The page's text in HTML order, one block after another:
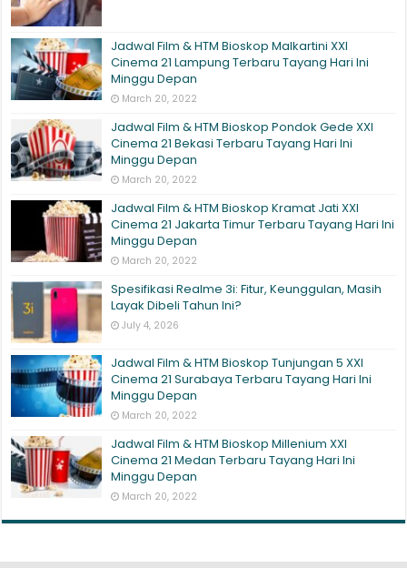
Jadwal Film & HTM Bioskop Malkartini XXI
Cinema 21 Lampung Terbaru Tayang Hari Ini
Minggu Depan
March 20, 2022
Jadwal Film & HTM Bioskop Pondok Gede XXI
Cinema 21 Bekasi Terbaru Tayang Hari Ini
Minggu Depan
March 20, 2022
Jadwal Film & HTM Bioskop Kramat Jati XXI
Cinema 21 Jakarta Timur Terbaru Tayang Hari Ini
Minggu Depan
March 20, 2022
Spesifikasi Realme 3i: Fitur, Keunggulan, Masih
Layak Dibeli Tahun Ini?
July 4, 2026
Jadwal Film & HTM Bioskop Tunjungan 5 XXI
Cinema 21 Surabaya Terbaru Tayang Hari Ini
Minggu Depan
March 20, 2022
Jadwal Film & HTM Bioskop Millenium XXI
Cinema 21 Medan Terbaru Tayang Hari Ini
Minggu Depan
March 20, 2022